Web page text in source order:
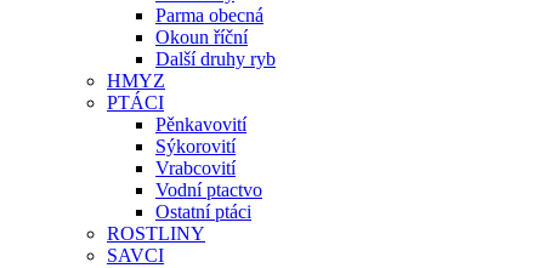
Parma obecná
Okoun říční
Další druhy ryb
HMYZ
PTÁCI
Pěnkavovití
Sýkorovití
Vrabcovití
Vodní ptactvo
Ostatní ptáci
ROSTLINY
SAVCI